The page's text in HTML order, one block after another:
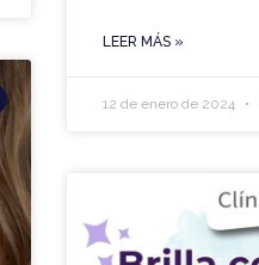
LEER MÁS »
12 de enero de 2024